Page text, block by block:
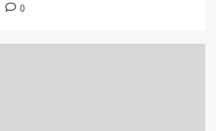
0